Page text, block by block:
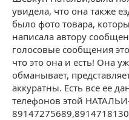
увидела, что она также
было фото товара,
написала автору
голосовые сообщения
что это она и есть! Она
обманывает,
аккуратны. Есть все ее
телефонов этой